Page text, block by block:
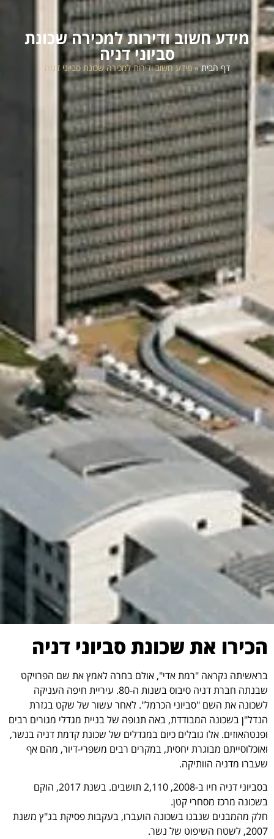
מידע חשוב ודירות למכירה שכונת
סביוני דניה
דף הבית»מידע חשוב ודירות למכירה שכונת סביוני דניה
הכירו את שכונת סביוני דניה
בראשיתה נקראה "רמת אדי", אולם בחרה לאמץ את שם הפרויקט
שבנתה חברת דניה סיבוס בשנות ה-80. עיריית חיפה העניקה
לשכונה את השם "סביוני הכרמל". לאחר עשור של שקט בגזרת
הנדל"ן בשכונה המבודדת, באה תנופה של בניית מגדלי מגורים רבים
ופנטהאוזים. אלו גובלים כיום במגדלים של שכונת קדמת דניה בנשר,
ואוכלוסייתם מבוגרת יחסית, במקרים רבים משפרי-דיור, מהם אף
שעברו מדניה הוותיקה.
בסביוני דניה חיו ב-2008, 2,110 תושבים. בשנת 2017, הוקם
בשכונה מרכז מסחרי קטן.
חלק מהמבנים שנבנו בשכונה הועברו, בעקבות פסיקת בג"ץ משנת
2007, לשטח השיפוט של נשר.